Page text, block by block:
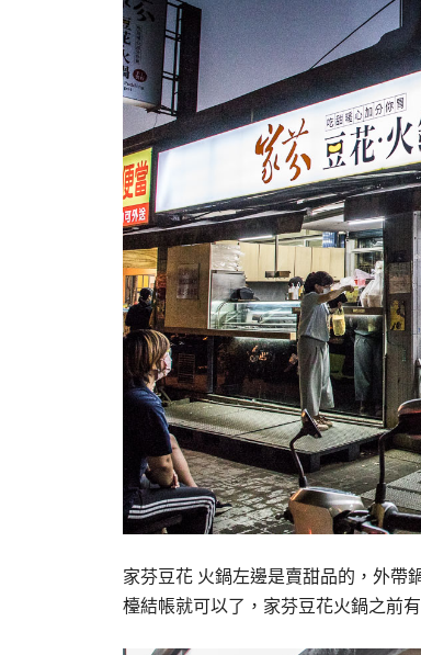
家芬豆花 火鍋左邊是賣甜品的，外帶
檯結帳就可以了，家芬豆花火鍋之前